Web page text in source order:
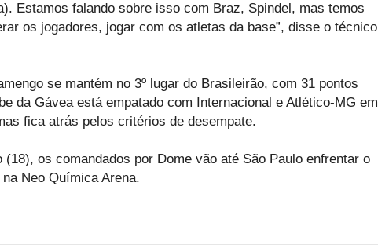
Estamos falando sobre isso com Braz, Spindel, mas temos
os jogadores, jogar com os atletas da base”, disse o técnico
se mantém no 3º lugar do Brasileirão, com 31 pontos
da Gávea está empatado com Internacional e Atlético-MG em
fica atrás pelos critérios de desempate.
(18), os comandados por Dome vão até São Paulo enfrentar o
Neo Química Arena.